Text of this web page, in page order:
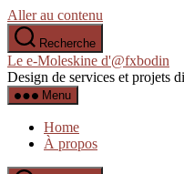
Aller au contenu
Recherche
Le e-Moleskine d'@fxbodin
Design de services et projets
Menu
Home
À propos